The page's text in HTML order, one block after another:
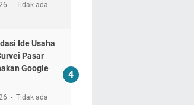
Tidak ada
Ide Usaha
Pasar
Google
Tidak ada